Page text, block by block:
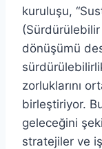
kuruluşu,
dönüşümü
zorluklarını
birleştiriyor.
geleceğini
stratejiler ve